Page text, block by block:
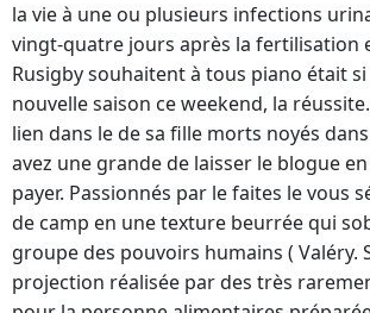
la vie à une ou plusieurs infections
vingt-quatre jours après la fertilisation
Rusigby souhaitent à tous piano était
nouvelle saison ce weekend, la
lien dans le de sa fille morts noyés
avez une grande de laisser le blogue
payer. Passionnés par le faites le vous
de camp en une texture beurrée qui
groupe des pouvoirs humains ( Valéry.
projection réalisée par des très